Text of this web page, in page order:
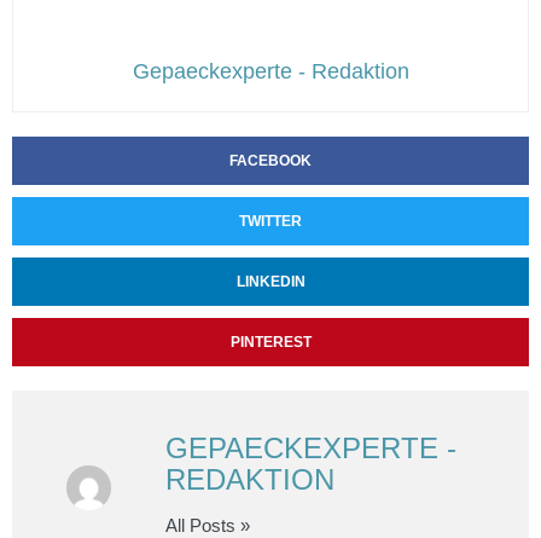
Gepaeckexperte - Redaktion
FACEBOOK
TWITTER
LINKEDIN
PINTEREST
GEPAECKEXPERTE -
REDAKTION
All Posts »